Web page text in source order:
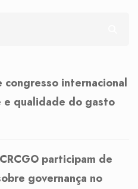
congresso internacional
qualidade do gasto
participam de
governança no